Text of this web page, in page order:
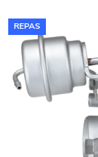
REPAS